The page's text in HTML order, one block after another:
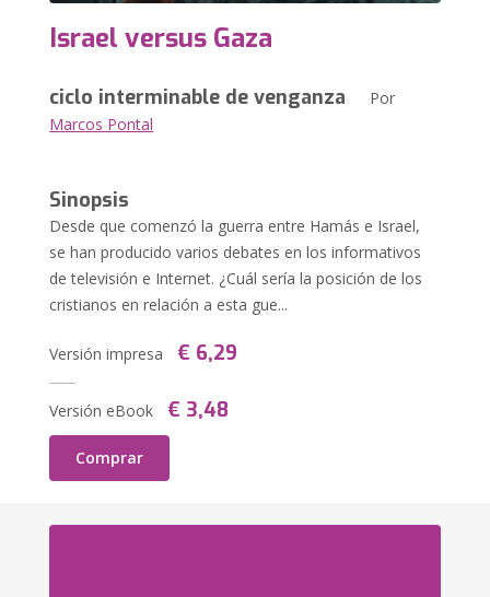
Israel versus Gaza
ciclo interminable de venganza Por
Marcos Pontal
Sinopsis
Desde que comenzó la guerra entre Hamás e Israel,
se han producido varios debates en los informativos
de televisión e Internet. ¿Cuál sería la posición de los
cristianos en relación a esta gue...
Versión impresa € 6,29
Versión eBook € 3,48
Comprar